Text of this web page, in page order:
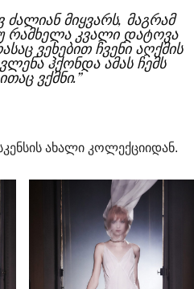
ძალიან მიყვარს, მაგრამ
რამხელა კვალი დატოვა
ვეხებით ჩვენი აღქმის
ჰქონდა ამას ჩემს
ვქმნი.”
ახალი კოლექციიდან.